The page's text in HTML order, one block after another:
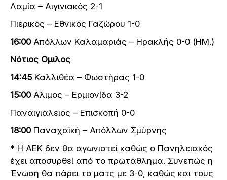
Λαμία – Αιγινιακός 2-1
Πιερικός – Εθνικός Γαζώρου 1-0
16:00Απόλλων Καλαμαριάς – Ηρακλής 0-0 (HM.)
Νότιος Ομιλος
14:45Καλλιθέα – Φωστήρας 1-0
15:00Αλιμος – Ερμιονίδα 3-2
Παναιγιάλειος – Επισκοπή 0-0
18:00Παναχαϊκή – Απόλλων Σμύρνης
* Η ΑΕΚ δεν θα αγωνιστεί καθώς ο Πανηλειακός
έχει αποσυρθεί από το πρωτάθλημα. Συνεπώς η
Ένωση θα πάρει το ματς με 3-0, καθώς και τους